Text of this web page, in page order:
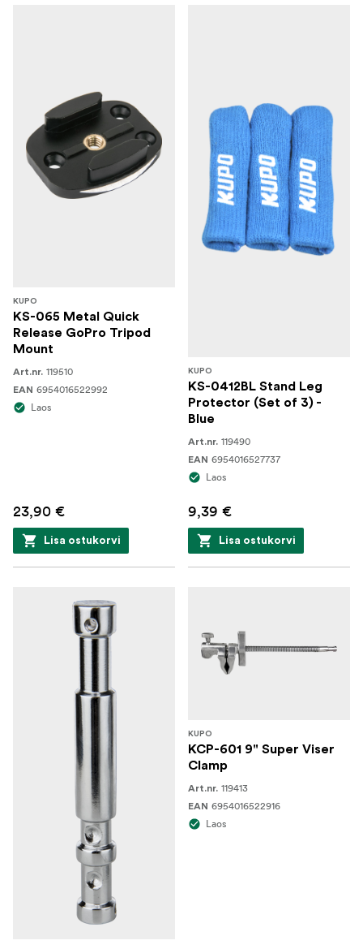
KUPO
KS-065 Metal Quick
Release GoPro Tripod
Mount
Art.nr. 119510
EAN 6954016522992
Laos
23,90 €
Lisa ostukorvi
KUPO
KS-0412BL Stand Leg
Protector (Set of 3) -
Blue
Art.nr. 119490
EAN 6954016527737
Laos
9,39 €
Lisa ostukorvi
KUPO
KCP-601 9" Super Viser
Clamp
Art.nr. 119413
EAN 6954016522916
Laos